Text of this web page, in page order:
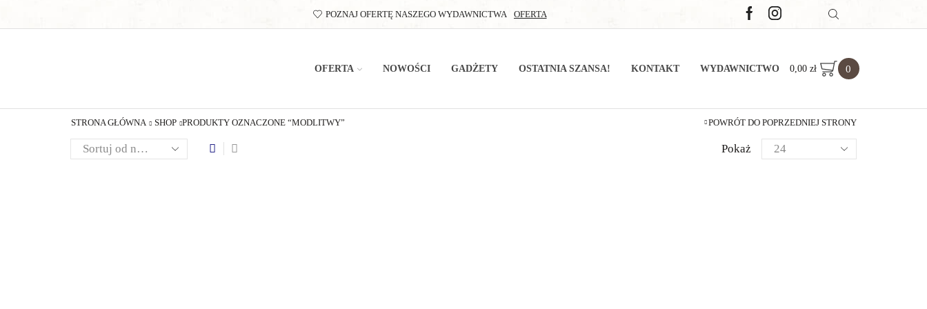
POZNAJ OFERTĘ NASZEGO WYDAWNICTWA OFERTA
OFERTA NOWOŚCI GADŻETY OSTATNIA SZANSA! KONTAKT WYDAWNICTWO 0,00zł 0
STRONA GŁÓWNA SHOP PRODUKTY OZNACZONE “MODLITWY” POWRÓT DO POPRZEDNIEJ STRONY
Pokaż